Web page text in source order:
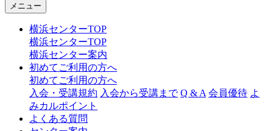
メニュー
横浜センターTOP
横浜センターTOP
横浜センター案内
初めてご利用の方へ
初めてご利用の方へ
入会・受講規約 入会から受講まで Q & A 会員優待 よ
みカルポイント
よくある質問